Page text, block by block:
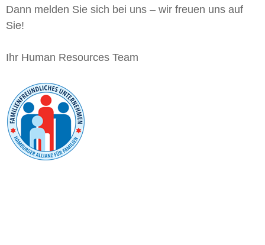
Dann melden Sie sich bei uns – wir freuen uns auf
Sie!
Ihr Human Resources Team